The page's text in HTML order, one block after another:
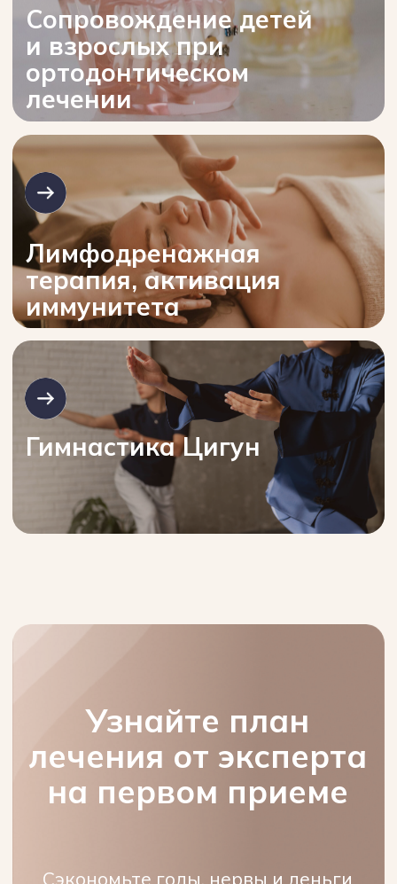
Пак Леонид Федорович
Генеральный директор
медицинского центра «Искра»